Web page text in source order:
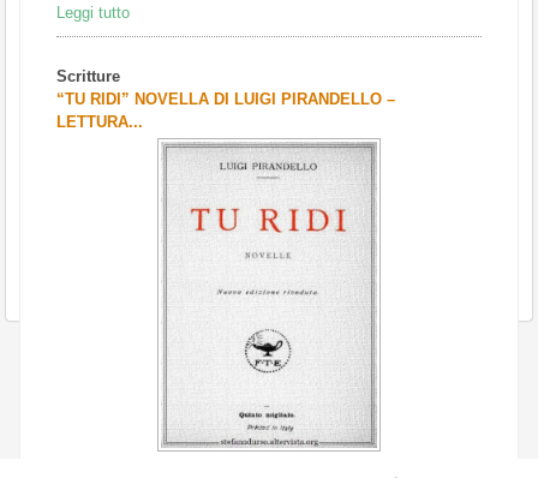
Leggi tutto
Scritture
“TU RIDI” NOVELLA DI LUIGI PIRANDELLO –
LETTURA...